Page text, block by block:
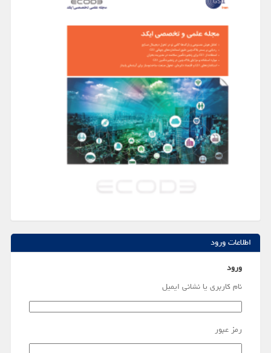
اطلاعات ورود
ورود
نام کاربری یا نشانی ایمیل
رمز عبور